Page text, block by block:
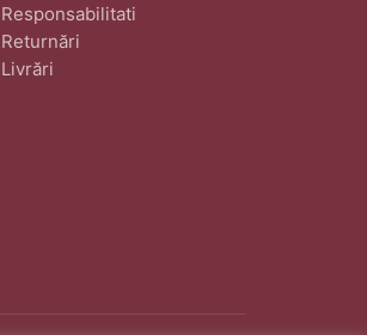
Responsabilitati
Returnări
Livrări